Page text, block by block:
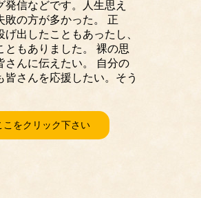
発信などです。人生思え
敗の方が多かった。 正
出したこともあったし、
ともありました。 裸の思
さんに伝えたい。 自分の
皆さんを応援したい。そう
こをクリック下さい